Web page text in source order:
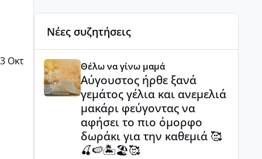
Οκτ
Νέες συζητήσεις
Αύγουστος ήρθε ξανά γεμάτος γέλια και
Θέλω να γίνω μαμά
Αύγουστος ήρθε ξανά
γεμάτος γέλια και ανεμελιά
μακάρι φεύγοντας να
αφήσει το πιο όμορφο
δωράκι για την καθεμιά 🥰
🍒🍉🏝️🏖️🥰